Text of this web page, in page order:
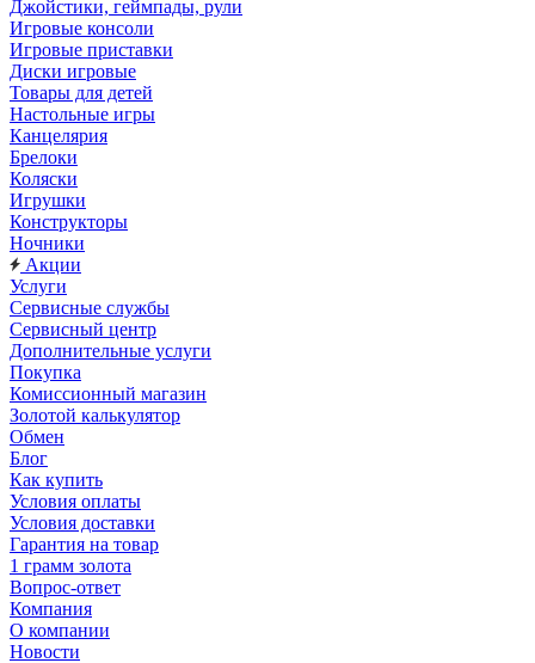
Джойстики, геймпады, рули
Игровые консоли
Игровые приставки
Диски игровые
Товары для детей
Настольные игры
Канцелярия
Брелоки
Коляски
Игрушки
Конструкторы
Ночники
Акции
Услуги
Сервисные службы
Сервисный центр
Дополнительные услуги
Покупка
Комиссионный магазин
Золотой калькулятор
Обмен
Блог
Как купить
Условия оплаты
Условия доставки
Гарантия на товар
1 грамм золота
Вопрос-ответ
Компания
О компании
Новости